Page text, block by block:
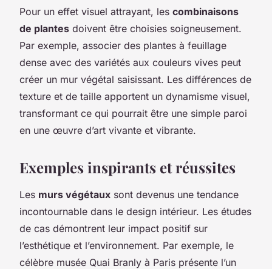
Pour un effet visuel attrayant, les combinaisons
de plantes doivent être choisies soigneusement.
Par exemple, associer des plantes à feuillage
dense avec des variétés aux couleurs vives peut
créer un mur végétal saisissant. Les différences de
texture et de taille apportent un dynamisme visuel,
transformant ce qui pourrait être une simple paroi
en une œuvre d’art vivante et vibrante.
Exemples inspirants et réussites
Les murs végétaux sont devenus une tendance
incontournable dans le design intérieur. Les études
de cas démontrent leur impact positif sur
l’esthétique et l’environnement. Par exemple, le
célèbre musée Quai Branly à Paris présente l’un